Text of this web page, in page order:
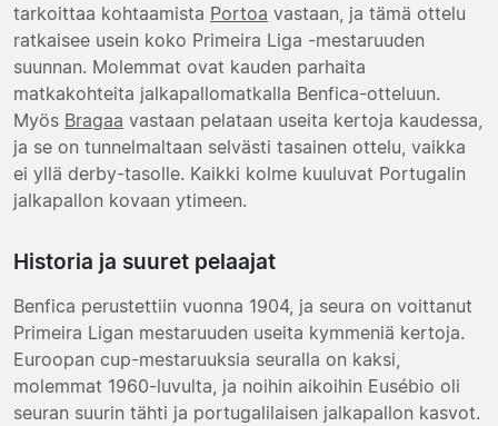
tarkoittaa kohtaamista Portoa vastaan, ja tämä ottelu
ratkaisee usein koko Primeira Liga -mestaruuden
suunnan. Molemmat ovat kauden parhaita
matkakohteita jalkapallomatkalla Benfica-otteluun.
Myös Bragaa vastaan pelataan useita kertoja kaudessa,
ja se on tunnelmaltaan selvästi tasainen ottelu, vaikka
ei yllä derby-tasolle. Kaikki kolme kuuluvat Portugalin
jalkapallon kovaan ytimeen.
Historia ja suuret pelaajat
Benfica perustettiin vuonna 1904, ja seura on voittanut
Primeira Ligan mestaruuden useita kymmeniä kertoja.
Euroopan cup-mestaruuksia seuralla on kaksi,
molemmat 1960-luvulta, ja noihin aikoihin Eusébio oli
seuran suurin tähti ja portugalilaisen jalkapallon kasvot.